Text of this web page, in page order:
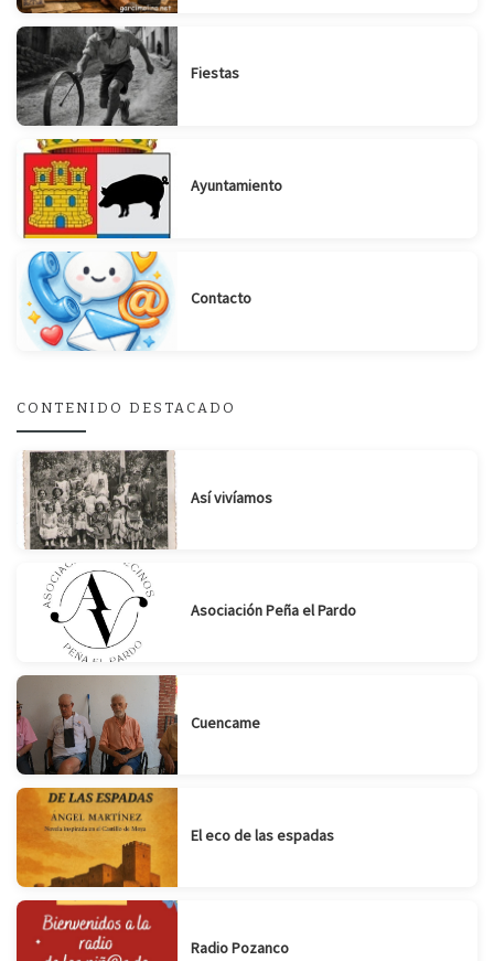
Fiestas
Ayuntamiento
Contacto
CONTENIDO DESTACADO
Así vivíamos
Asociación Peña el Pardo
Cuencame
El eco de las espadas
Radio Pozanco